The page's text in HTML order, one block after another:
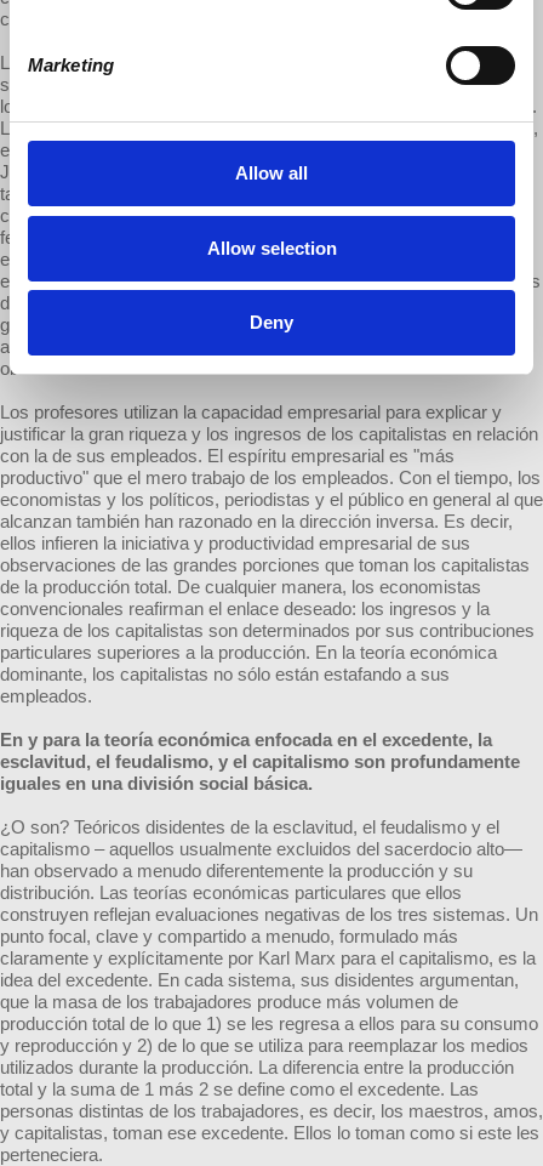
Marketing
Allow all
Allow selection
Deny
capitalismo también imita a sus altos sacerdotes.
Los altos sacerdotes del capitalismo han sido en general más
secular que sus predecesores. En lugar de las iglesias y religiones,
los colegios y las universidades comprenden su marco institucional.
Los altos sacerdotes del capitalismo probablemente son profesores,
entre ellos especialmente los "economistas de la corriente."
Justifican y racionalizan la distribución de riqueza e ingresos (y
también del poder y acceso a la cultura) muy desigual del
capitalismo. Así, el "dominio" del maestro y el "señorío" del señor
feudal vuelven a aparecer como el "espíritu empresarial" que los
economistas ortodoxos creen observar como contribución hecha
exclusivamente por los capitalistas. La exclusión de los trabajadores
de casi todas las funciones de diseño, de iniciación, directorial y de
gestión dentro de la producción capitalista (y del aprendizaje o la
adquisición de credenciales en ellas) continúan fomentando tales
observaciones.
Los profesores utilizan la capacidad empresarial para explicar y
justificar la gran riqueza y los ingresos de los capitalistas en relación
con la de sus empleados. El espíritu empresarial es "más
productivo" que el mero trabajo de los empleados. Con el tiempo, los
economistas y los políticos, periodistas y el público en general al que
alcanzan también han razonado en la dirección inversa. Es decir,
ellos infieren la iniciativa y productividad empresarial de sus
observaciones de las grandes porciones que toman los capitalistas
de la producción total. De cualquier manera, los economistas
convencionales reafirman el enlace deseado: los ingresos y la
riqueza de los capitalistas son determinados por sus contribuciones
particulares superiores a la producción. En la teoría económica
dominante, los capitalistas no sólo están estafando a sus
empleados.
En y para la teoría económica enfocada en el excedente, la
esclavitud, el feudalismo, y el capitalismo son profundamente
iguales en una división social básica.
¿O son? Teóricos disidentes de la esclavitud, el feudalismo y el
capitalismo – aquellos usualmente excluidos del sacerdocio alto—
han observado a menudo diferentemente la producción y su
distribución. Las teorías económicas particulares que ellos
construyen reflejan evaluaciones negativas de los tres sistemas. Un
punto focal, clave y compartido a menudo, formulado más
claramente y explícitamente por Karl Marx para el capitalismo, es la
idea del excedente. En cada sistema, sus disidentes argumentan,
que la masa de los trabajadores produce más volumen de
producción total de lo que 1) se les regresa a ellos para su consumo
y reproducción y 2) de lo que se utiliza para reemplazar los medios
utilizados durante la producción. La diferencia entre la producción
total y la suma de 1 más 2 se define como el excedente. Las
personas distintas de los trabajadores, es decir, los maestros, amos,
y capitalistas, toman ese excedente. Ellos lo toman como si este les
perteneciera.